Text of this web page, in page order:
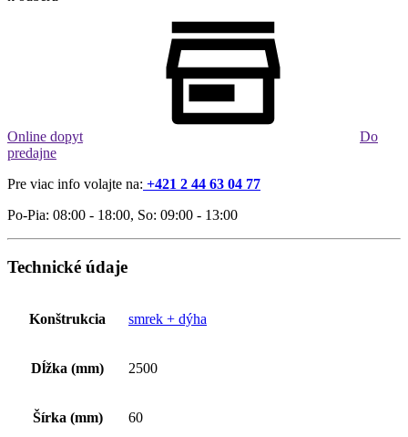
Online dopyt
Do
predajne
Pre viac info volajte na: +421 2 44 63 04 77
Po-Pia: 08:00 - 18:00, So: 09:00 - 13:00
Technické údaje
Konštrukcia smrek + dýha
Dĺžka (mm) 2500
Šírka (mm) 60